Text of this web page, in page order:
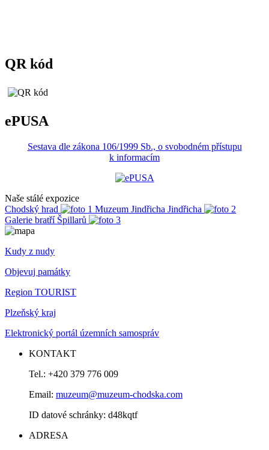
QR kód
ePUSA
Sestava dle zákona 106/1999 Sb., o svobodném přístupu
k informacím
Naše stálé expozice
Chodský hrad
Muzeum Jindřicha Jindřicha
Galerie bratří Špillarů
Kudy z nudy
Objevuj památky
Region TOURIST
Plzeňský kraj
Elektronický portál územních samospráv
KONTAKT
Tel.: +420 379 776 009
Email: muzeum@muzeum-chodska.com
ID datové schránky: d48kqtf
ADRESA